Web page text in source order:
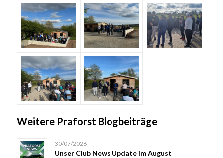
Weitere Praforst Blogbeiträge
30/07/2026
Unser Club News Update im August